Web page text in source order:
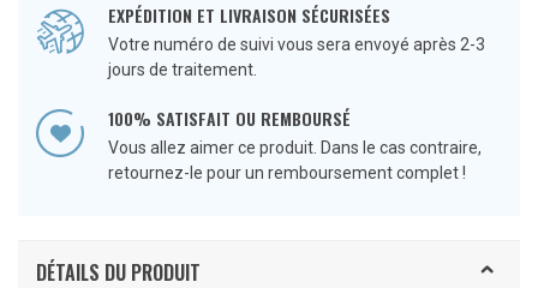
EXPÉDITION ET LIVRAISON SÉCURISÉES
Votre numéro de suivi vous sera envoyé après 2-3
jours de traitement.
100% SATISFAIT OU REMBOURSÉ
Vous allez aimer ce produit. Dans le cas contraire,
retournez-le pour un remboursement complet !
DÉTAILS DU PRODUIT